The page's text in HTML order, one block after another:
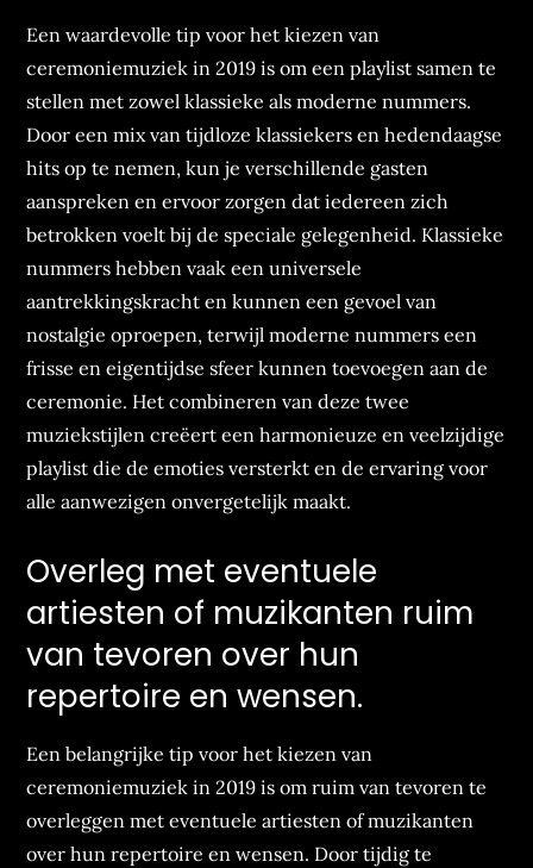
Een waardevolle tip voor het kiezen van
ceremoniemuziek in 2019 is om een playlist samen te
stellen met zowel klassieke als moderne nummers.
Door een mix van tijdloze klassiekers en hedendaagse
hits op te nemen, kun je verschillende gasten
aanspreken en ervoor zorgen dat iedereen zich
betrokken voelt bij de speciale gelegenheid. Klassieke
nummers hebben vaak een universele
aantrekkingskracht en kunnen een gevoel van
nostalgie oproepen, terwijl moderne nummers een
frisse en eigentijdse sfeer kunnen toevoegen aan de
ceremonie. Het combineren van deze twee
muziekstijlen creëert een harmonieuze en veelzijdige
playlist die de emoties versterkt en de ervaring voor
alle aanwezigen onvergetelijk maakt.
Overleg met eventuele
artiesten of muzikanten ruim
van tevoren over hun
repertoire en wensen.
Een belangrijke tip voor het kiezen van
ceremoniemuziek in 2019 is om ruim van tevoren te
overleggen met eventuele artiesten of muzikanten
over hun repertoire en wensen. Door tijdig te